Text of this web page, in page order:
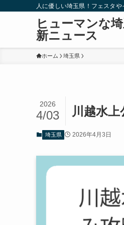
人に優しい埼玉県！フェスタ
ヒューマンな
新ニュース
ホーム 埼玉県
川越水
2026
4/03
埼玉県 2026年4月3日